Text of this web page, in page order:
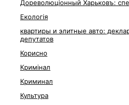
Дореволюціонный Харьковъ:
Екологія
квартиры и элитные авто:
депутатов
Корисно
Кримінал
Криминал
Культура